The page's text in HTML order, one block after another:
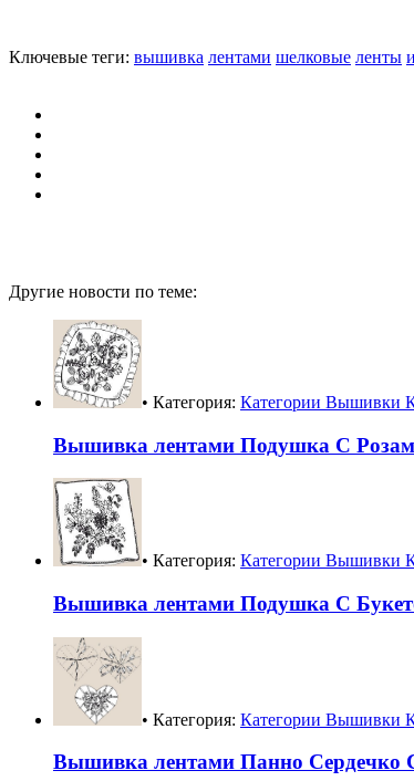
Ключевые теги: вышивка лентами шелковые ленты
Другие новости по теме:
• Категория: Категории Вышивки
Вышивка лентами Подушка С
• Категория: Категории Вышивки
Вышивка лентами Подушка С
• Категория: Категории Вышивки
Вышивка лентами Панно Сердечко